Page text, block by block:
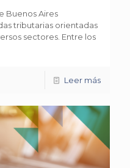
Buenos Aires
tributarias orientadas
sectores. Entre los
Leer más